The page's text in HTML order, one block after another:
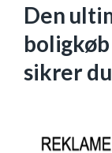
Den
sikrer